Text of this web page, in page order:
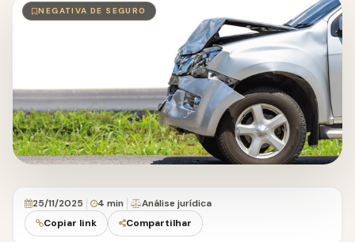
NEGATIVA DE SEGURO
25/11/2025 4 min
Análise jurídica
Copiar link
Compartilhar